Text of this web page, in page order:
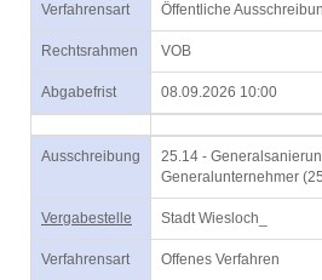
Verfahrensart Öffentliche
Rechtsrahmen VOB
Abgabefrist 08.09.2026 10:00
Ausschreibung
25.14 -
Generalunternehmer
Vergabestelle Stadt Wiesloch_
Verfahrensart Offenes Verfahren